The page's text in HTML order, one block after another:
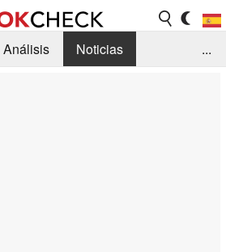
Análisis
Noticias
...